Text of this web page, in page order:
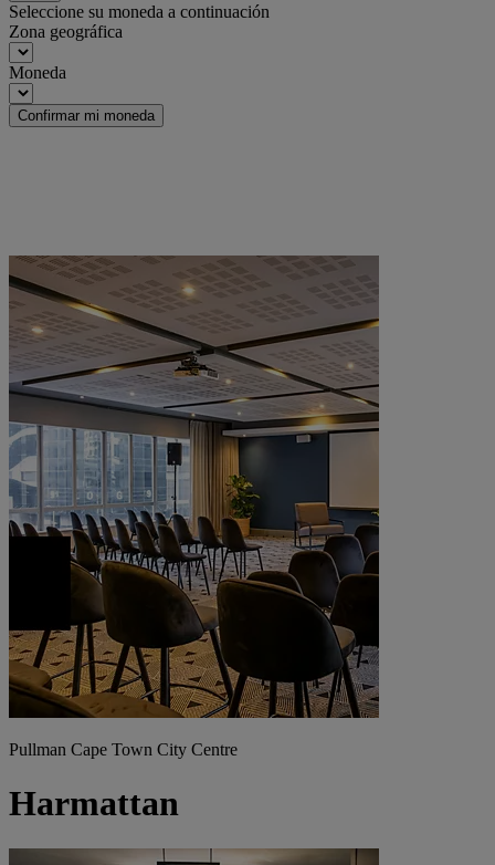
Seleccione su moneda a continuación
Zona geográfica
Moneda
Confirmar mi moneda
Pullman Cape Town City Centre
Harmattan